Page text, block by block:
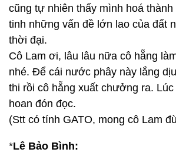
bác xe ôm, người người đều nhất
hoạ thơ đối thơ chan chát mới
Một không khí văn chương nghệ
khắp hang cùng ngõ hẻm.
Cô Lam ơi cô Lam. Cái ơn của cô
nước mình lớn lắm. Ai đọc xong
cũng tự nhiên thấy mình hoá thành
tinh những vấn đề lớn lao của đất
Cô Lam ơi, lâu lâu nữa cô hẵng